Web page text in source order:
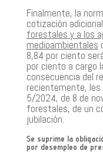
Finalmente, la
cotización
forestales y a los
medioambientales
8,84 por ciento
por ciento a cargo
consecuencia del
recientemente, les
5/2024, de 8 de
forestales, de un
jubilación.
Se suprime la
por desempleo de